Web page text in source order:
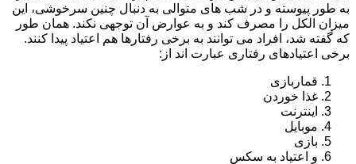
به طور پیوسته و در شب های متوالی به دنبال چنین سرخوشی، این
میزان الکل را مصرف کند و به عوارض آن توجهی نکند. همان طور
که گفته شد، افراد می توانند به برخی رفتارها هم اعتیاد پیدا کنند.
برخی اعتیادهای رفتاری عبارت اند از:
قماربازی
غذا خوردن
اینترنت
موبایل
بازی
و اعتیاد به سکس